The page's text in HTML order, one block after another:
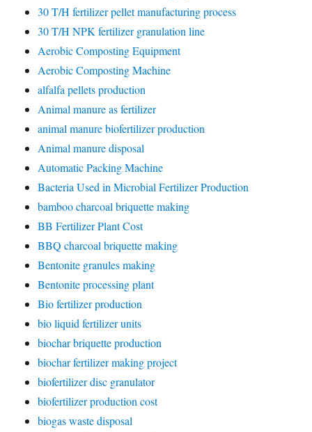
30 T/H fertilizer pellet manufacturing process
30 T/H NPK fertilizer granulation line
Aerobic Composting Equipment
Aerobic Composting Machine
alfalfa pellets production
Animal manure as fertilizer
animal manure biofertilizer production
Animal manure disposal
Automatic Packing Machine
Bacteria Used in Microbial Fertilizer Production
bamboo charcoal briquette making
BB Fertilizer Plant Cost
BBQ charcoal briquette making
Bentonite granules making
Bentonite processing plant
Bio fertilizer production
bio liquid fertilizer units
biochar briquette production
biochar fertilizer making project
biofertilizer disc granulator
biofertilizer production cost
biogas waste disposal